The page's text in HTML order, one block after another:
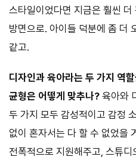
스타일이었다면 지금은 훨씬 더
방면으로. 아이들 덕분에 좀 더
같고.
디자인과 육아라는 두 가지 역
균형은 어떻게 맞추나? 육아와
두 가지 모두 감성적이고 감정
없이 혼자서는 다 할 수 없었을
전폭적으로 지원해주고, 스튜디